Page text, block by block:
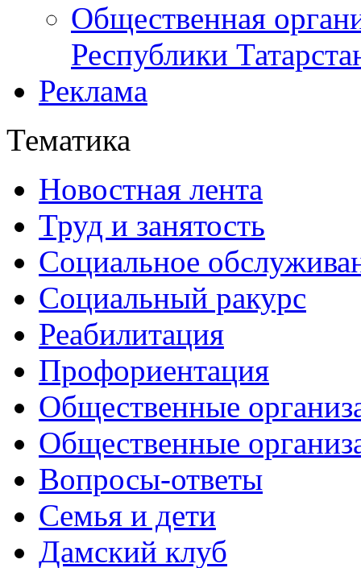
Общественная
Республики
Реклама
Тематика
Новостная лента
Труд и занятость
Социальное
Социальный ракурс
Реабилитация
Профориентация
Общественные
Общественные
Вопросы-ответы
Семья и дети
Дамский клуб